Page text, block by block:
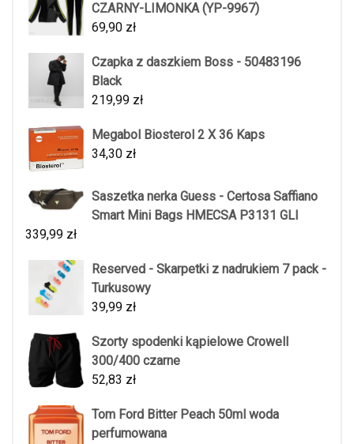
CZARNY-LIMONKA (YP-9967)
69,90 zł
Czapka z daszkiem Boss - 50483196
Black
219,99 zł
Megabol Biosterol 2 X 36 Kaps
34,30 zł
Saszetka nerka Guess - Certosa Saffiano
Smart Mini Bags HMECSA P3131 GLI
339,99 zł
Reserved - Skarpetki z nadrukiem 7 pack -
Turkusowy
39,99 zł
Szorty spodenki kąpielowe Crowell
300/400 czarne
52,83 zł
Tom Ford Bitter Peach 50ml woda
perfumowana